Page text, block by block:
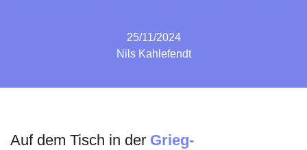
25/11/2024
Nils Kahlefendt
Auf dem Tisch in der Grieg-